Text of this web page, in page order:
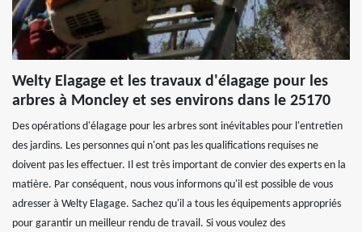
Welty Elagage et les travaux d'élagage pour les
arbres à Moncley et ses environs dans le 25170
Des opérations d'élagage pour les arbres sont inévitables pour l'entretien
des jardins. Les personnes qui n'ont pas les qualifications requises ne
doivent pas les effectuer. Il est très important de convier des experts en la
matière. Par conséquent, nous vous informons qu'il est possible de vous
adresser à Welty Elagage. Sachez qu'il a tous les équipements appropriés
pour garantir un meilleur rendu de travail. Si vous voulez des